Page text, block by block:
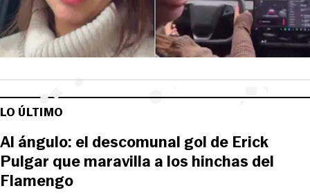
LO ÚLTIMO
Al ángulo: el descomunal gol de Erick
Pulgar que maravilla a los hinchas del
Flamengo